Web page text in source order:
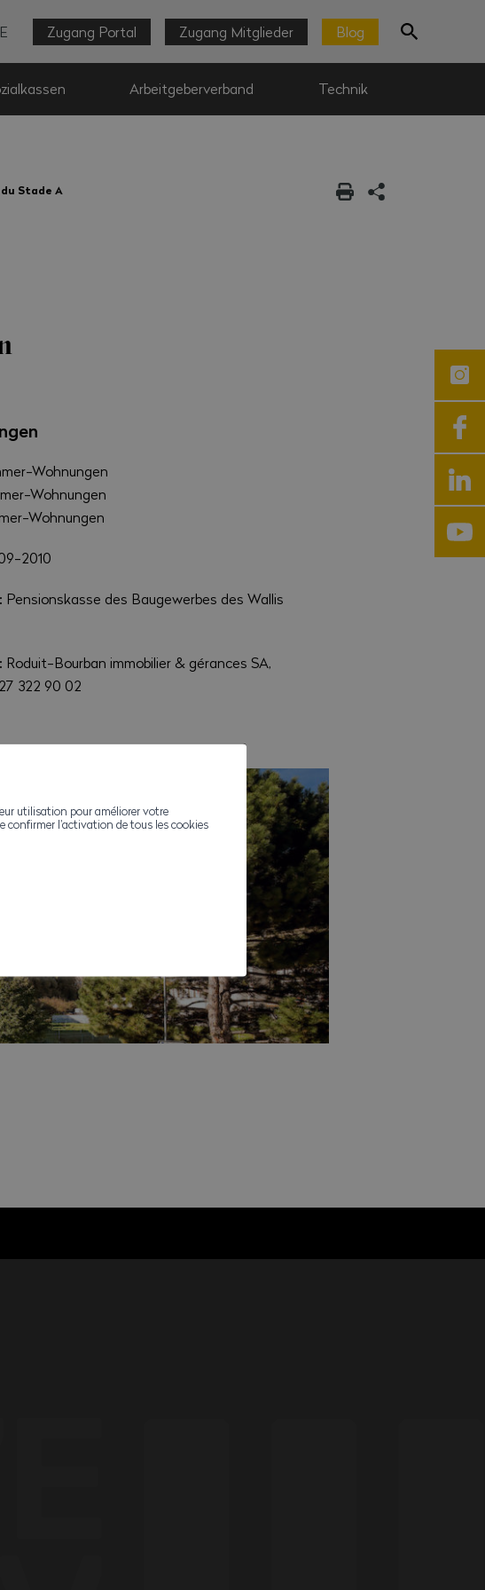
Zugang Portal Zugang Mitglieder Blog
Arbeitgeberverband Technik
Stade A
Wohnungen
Wohnungen
Wohnungen
2010
Pensionskasse des Baugewerbes des Wallis
Roduit-Bourban immobilier & gérances SA,
322 90 02
utilisation pour améliorer votre
confirmer l’activation de tous les cookies